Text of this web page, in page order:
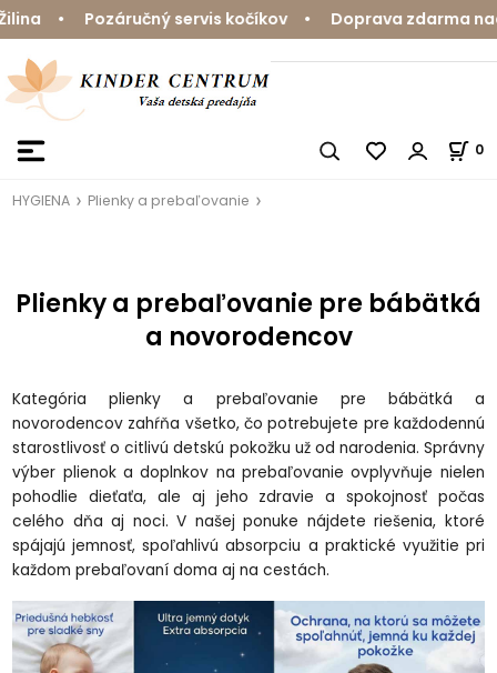
servis kočíkov • Doprava zdarma nad 59
0
HYGIENA Plienky a prebaľovanie
Plienky a prebaľovanie pre bábätká
a novorodencov
Kategória plienky a prebaľovanie pre bábätká a
novorodencov zahŕňa všetko, čo potrebujete pre každodennú
starostlivosť o citlivú detskú pokožku už od narodenia. Správny
výber plienok a doplnkov na prebaľovanie ovplyvňuje nielen
pohodlie dieťaťa, ale aj jeho zdravie a spokojnosť počas
celého dňa aj noci. V našej ponuke nájdete riešenia, ktoré
spájajú jemnosť, spoľahlivú absorpciu a praktické využitie pri
každom prebaľovaní doma aj na cestách.